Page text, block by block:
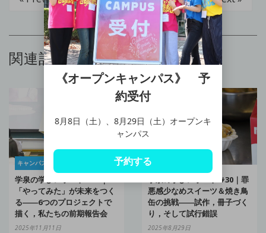
関連記事
キャンパスブログ
学泉の学びレポート #40｜
「やってみた」が未来をつく
る――6つのプロジェクトで
描く，私たちの前期報告会
2025年11月11日
キャンパスブログ
学泉の学びレポート #30｜罪
悪感少なめスイーツ＆焼き鳥
缶の挑戦――試作，冊子づく
り，そして試行錯誤
2025年8月29日
《オープンキャンパス》 予
約受付
8月8日（土）、8月29日（土）オープンキ
ャンパス
予約する